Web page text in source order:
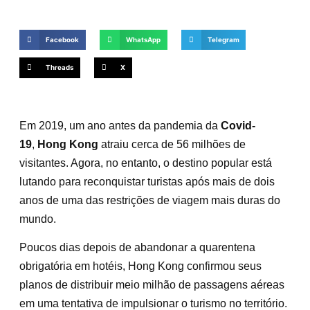
Facebook WhatsApp Telegram
Threads X
Em 2019, um ano antes da pandemia da Covid-
19, Hong Kong atraiu cerca de 56 milhões de
visitantes. Agora, no entanto, o destino popular está
lutando para reconquistar turistas após mais de dois
anos de uma das restrições de viagem mais duras do
mundo.
Poucos dias depois de abandonar a quarentena
obrigatória em hotéis, Hong Kong confirmou seus
planos de distribuir meio milhão de passagens aéreas
em uma tentativa de impulsionar o turismo no território.